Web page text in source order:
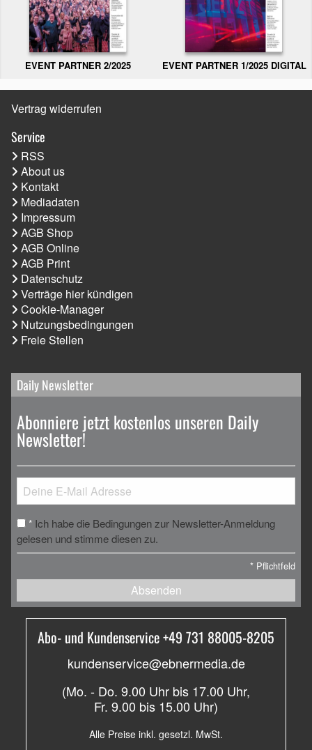
EVENT PARTNER 2/2025 EVENT PARTNER 1/2025 DIGITAL
Vertrag widerrufen
Service
RSS
About us
Kontakt
Mediadaten
Impressum
AGB Shop
AGB Online
AGB Print
Datenschutz
Verträge hier kündigen
Cookie-Manager
Nutzungsbedingungen
Freie Stellen
Daily Newsletter
Abonniere jetzt kostenlos unseren Daily
Newsletter!
* Ich habe die Bedingungen zur Newsletter-Anmeldung
gelesen und stimme diesen zu.
* Pflichtfeld
Absenden
Abo- und Kundenservice +49 731 88005-8205
kundenservice@ebnermedia.de
(Mo. - Do. 9.00 Uhr bis 17.00 Uhr,
Fr. 9.00 bis 15.00 Uhr)
Alle Preise inkl. gesetzl. MwSt.